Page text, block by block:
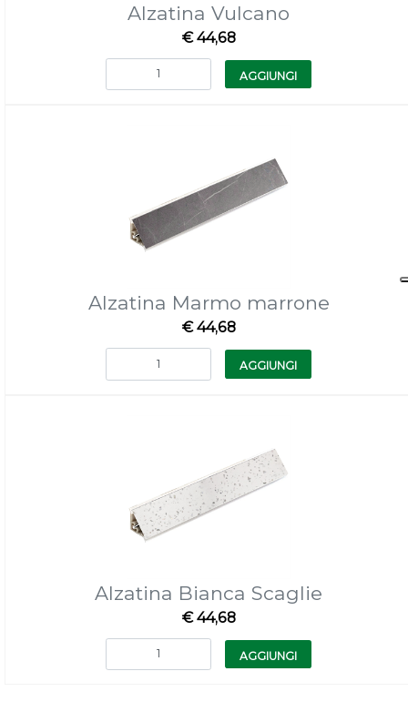
Alzatina Vulcano
€ 44,68
Quantità
AGGIUNGI
Alzatina Marmo marrone
€ 44,68
Quantità
AGGIUNGI
Alzatina Bianca Scaglie
€ 44,68
Quantità
AGGIUNGI